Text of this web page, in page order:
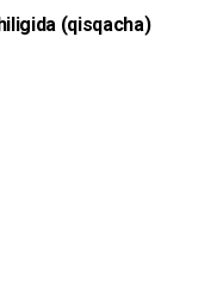
(qisqacha)